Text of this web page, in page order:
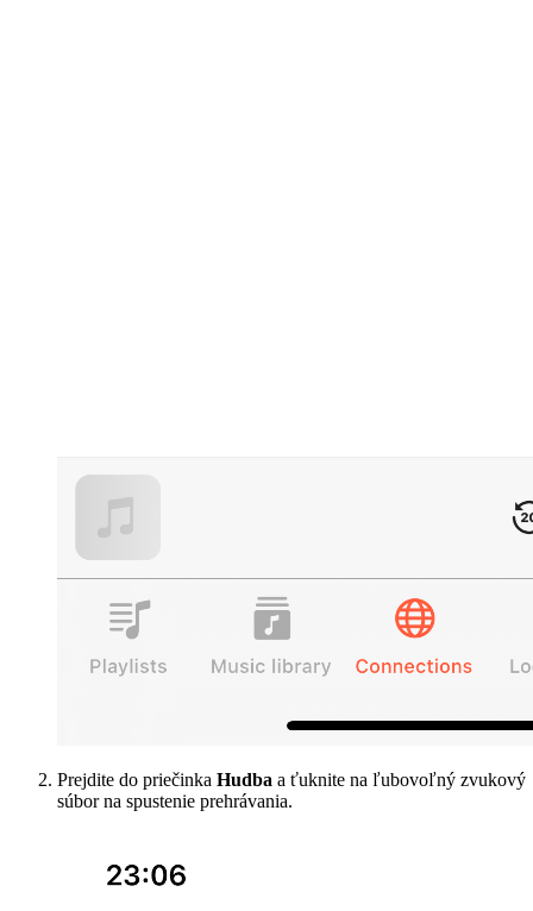
Prejdite do priečinka Hudba a ťuknite na ľubovoľný zvukový
súbor na spustenie prehrávania.